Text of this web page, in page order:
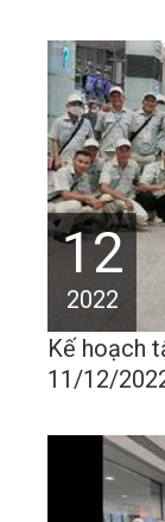
12
2022
Kế hoạch
11/12/